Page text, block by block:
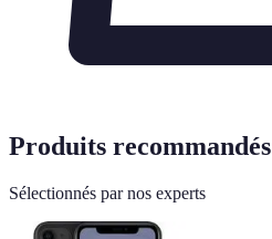
Produits recommandés
Sélectionnés par nos experts